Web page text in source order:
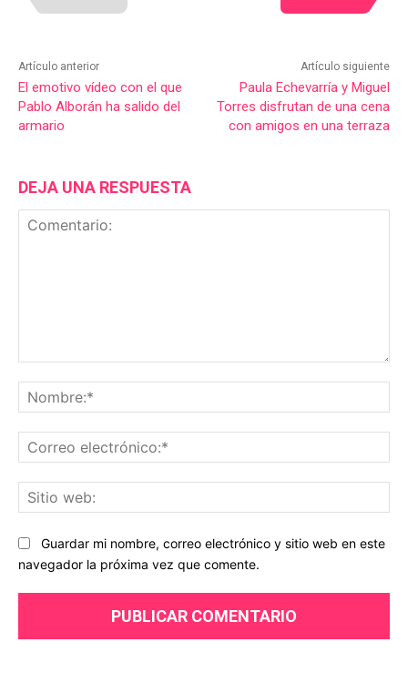
Artículo anterior
El emotivo vídeo con el que
Pablo Alborán ha salido del
armario
Artículo siguiente
Paula Echevarría y Miguel
Torres disfrutan de una cena
con amigos en una terraza
DEJA UNA RESPUESTA
Guardar mi nombre, correo electrónico y sitio web en este
navegador la próxima vez que comente.